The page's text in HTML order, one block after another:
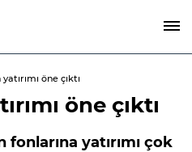
öne çıktı
öne çıktı
fonlarına yatırımı çok